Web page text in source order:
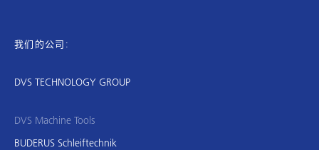
我们的公司:
DVS TECHNOLOGY GROUP
DVS Machine Tools
BUDERUS Schleiftechnik